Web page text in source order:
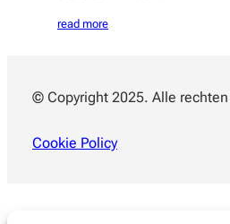
read more
© Copyright 2025. Alle
Cookie Policy